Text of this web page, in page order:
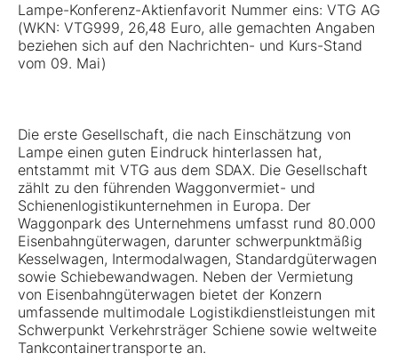
Lampe-Konferenz-Aktienfavorit Nummer eins: VTG AG
(WKN: VTG999, 26,48 Euro, alle gemachten Angaben
beziehen sich auf den Nachrichten- und Kurs-Stand
vom 09. Mai)
Die erste Gesellschaft, die nach Einschätzung von
Lampe einen guten Eindruck hinterlassen hat,
entstammt mit VTG aus dem SDAX. Die Gesellschaft
zählt zu den führenden Waggonvermiet- und
Schienenlogistikunternehmen in Europa. Der
Waggonpark des Unternehmens umfasst rund 80.000
Eisenbahngüterwagen, darunter schwerpunktmäßig
Kesselwagen, Intermodalwagen, Standardgüterwagen
sowie Schiebewandwagen. Neben der Vermietung
von Eisenbahngüterwagen bietet der Konzern
umfassende multimodale Logistikdienstleistungen mit
Schwerpunkt Verkehrsträger Schiene sowie weltweite
Tankcontainertransporte an.